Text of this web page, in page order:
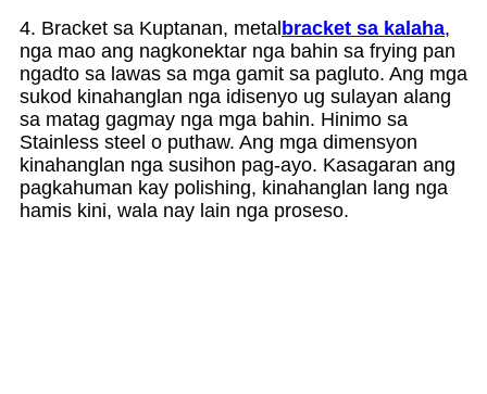
4. Bracket sa Kuptanan, metalbracket sa kalaha,
nga mao ang nagkonektar nga bahin sa frying pan
ngadto sa lawas sa mga gamit sa pagluto. Ang mga
sukod kinahanglan nga idisenyo ug sulayan alang
sa matag gagmay nga mga bahin. Hinimo sa
Stainless steel o puthaw. Ang mga dimensyon
kinahanglan nga susihon pag-ayo. Kasagaran ang
pagkahuman kay polishing, kinahanglan lang nga
hamis kini, wala nay lain nga proseso.